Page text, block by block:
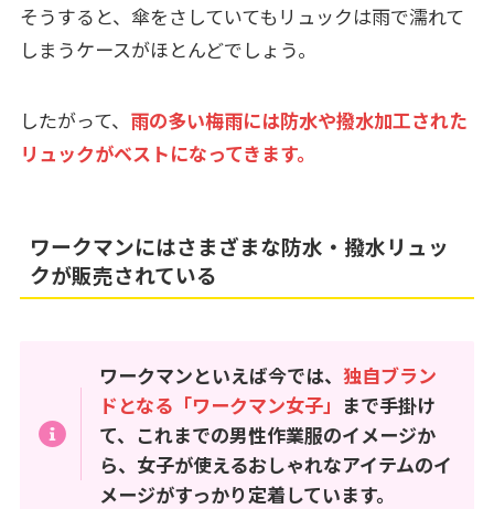
そうすると、傘をさしていてもリュックは雨で濡れて
しまうケースがほとんどでしょう。
したがって、 雨の多い梅雨には防水や撥水加工された
リュックがベストになってきます。
ワークマンにはさまざまな防水・撥水リュッ
クが販売されている
ワークマンといえば今では、独自ブラン
ドとなる「ワークマン女子」 まで手掛け
て、これまでの男性作業服のイメージか
ら、女子が使えるおしゃれなアイテムのイ
メージがすっかり定着しています。